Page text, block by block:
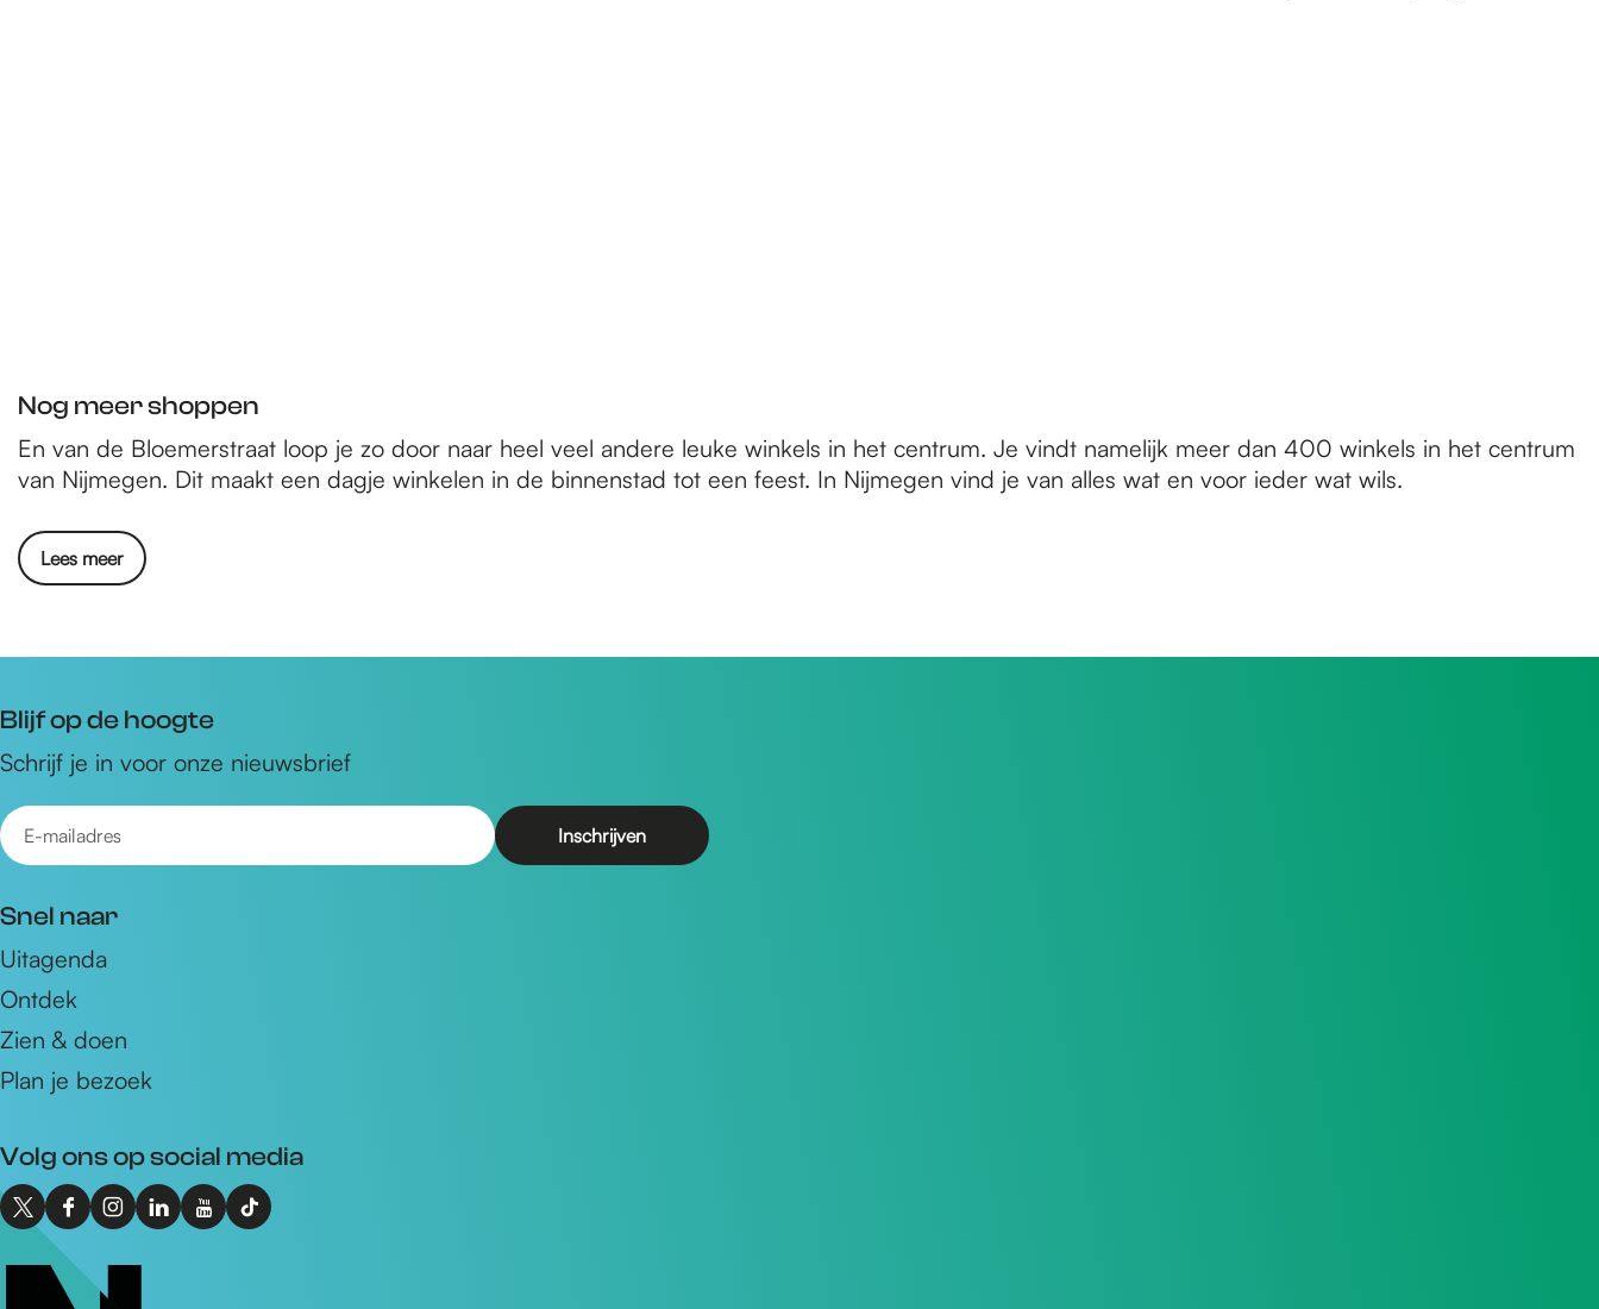
Nog meer shoppen
En van de Bloemerstraat loop je zo door naar heel veel andere leuke winkels in het centrum. Je vindt namelijk meer dan 400 winkels in het centrum
van Nijmegen. Dit maakt een dagje winkelen in de binnenstad tot een feest. In Nijmegen vind je van alles wat en voor ieder wat wils.
Lees meer
Blijf op de hoogte
Schrijf je in voor onze nieuwsbrief
E
-
a
i
l
a
d
e
Snel naar
Uitagenda
Ontdek
Zien & doen
Plan je bezoek
Volg ons op social media
X
F
a
I
L
Y
T